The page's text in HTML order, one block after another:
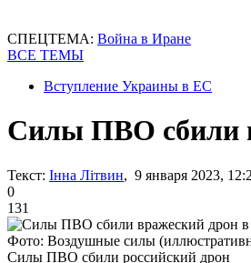
СПЕЦТЕМА: Война в Иране
ВСЕ ТЕМЫ
Вступление Украины в ЕС
Силы ПВО сбили
Текст: Інна Літвин, 9 января 2023,
0
131
Фото: Воздушные силы
Силы ПВО сбили российский дрон